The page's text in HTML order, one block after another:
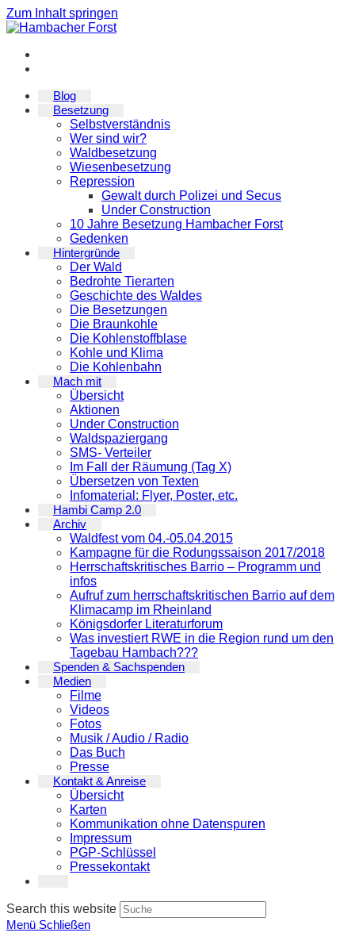
Zum Inhalt springen
Blog
Besetzung
Selbstverständnis
Wer sind wir?
Waldbesetzung
Wiesenbesetzung
Repression
Gewalt durch Polizei und Secus
Under Construction
10 Jahre Besetzung Hambacher Forst
Gedenken
Hintergründe
Der Wald
Bedrohte Tierarten
Geschichte des Waldes
Die Besetzungen
Die Braunkohle
Die Kohlenstoffblase
Kohle und Klima
Die Kohlenbahn
Mach mit
Übersicht
Aktionen
Under Construction
Waldspaziergang
SMS- Verteiler
Im Fall der Räumung (Tag X)
Übersetzen von Texten
Infomaterial: Flyer, Poster, etc.
Hambi Camp 2.0
Archiv
Waldfest vom 04.-05.04.2015
Kampagne für die Rodungssaison 2017/2018
Herrschaftskritisches Barrio – Programm und
infos
Aufruf zum herrschaftskritischen Barrio auf dem
Klimacamp im Rheinland
Königsdorfer Literaturforum
Was investiert RWE in die Region rund um den
Tagebau Hambach???
Spenden & Sachspenden
Medien
Filme
Videos
Fotos
Musik / Audio / Radio
Das Buch
Presse
Kontakt & Anreise
Übersicht
Karten
Kommunikation ohne Datenspuren
Impressum
PGP-Schlüssel
Pressekontakt
Search this website
Menü Schließen